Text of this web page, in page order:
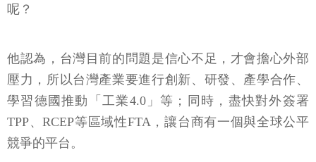
呢？
他認為，台灣目前的問題是信心不足，才會擔心外部
壓力，所以台灣產業要進行創新、研發、產學合作、
學習德國推動「工業4.0」等；同時，盡快對外簽署
TPP、RCEP等區域性FTA，讓台商有一個與全球公平
競爭的平台。